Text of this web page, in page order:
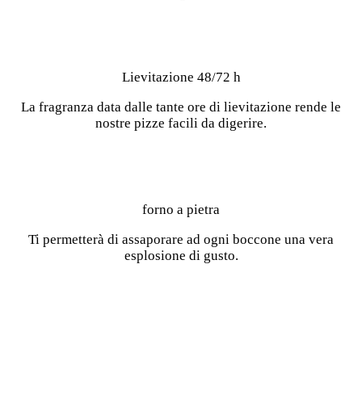
Lievitazione 48/72 h
La fragranza data dalle tante ore di lievitazione rende le
nostre pizze facili da digerire.
forno a pietra
Ti permetterà di assaporare ad ogni boccone una vera
esplosione di gusto.